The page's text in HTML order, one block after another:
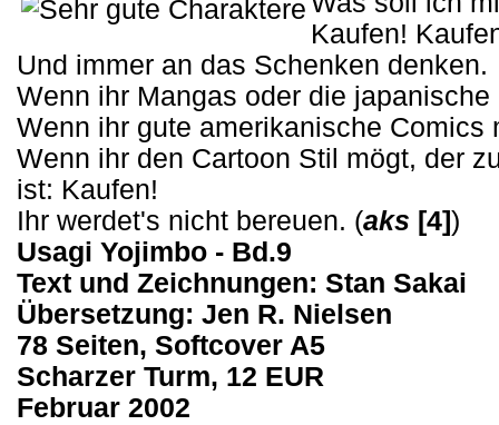
Kaufen!
Und immer an das Schenken denken.
Wenn ihr Mangas oder die
Wenn ihr gute amerikanische Comics
Wenn ihr den Cartoon Stil mögt, der
ist: Kaufen!
Ihr werdet's nicht bereuen. (aks [4])
Usagi Yojimbo - Bd.9
Text und Zeichnungen: Stan Sakai
Übersetzung: Jen R. Nielsen
78 Seiten, Softcover A5
Scharzer Turm, 12 EUR
Februar 2002